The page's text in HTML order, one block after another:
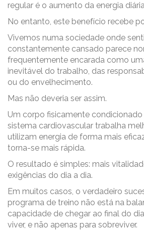
regular é o aumento da energia
No entanto, este benefício recebe
Vivemos numa sociedade onde
constantemente cansado parece
frequentemente encarada como
inevitável do trabalho, das
ou do envelhecimento.
Mas não deveria ser assim.
Um corpo fisicamente condicionado
sistema cardiovascular trabalha
utilizam energia de forma mais
torna-se mais rápida.
O resultado é simples: mais
exigências do dia a dia.
Em muitos casos, o verdadeiro
programa de treino não está na
capacidade de chegar ao final do
viver, e não apenas para sobreviver.